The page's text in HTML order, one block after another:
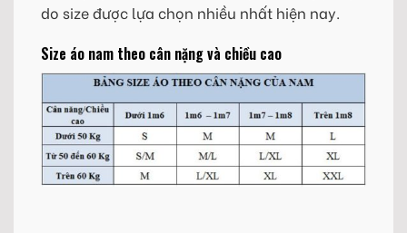
do size được lựa chọn nhiều nhất hiện nay.
Size áo nam theo cân nặng và chiều cao